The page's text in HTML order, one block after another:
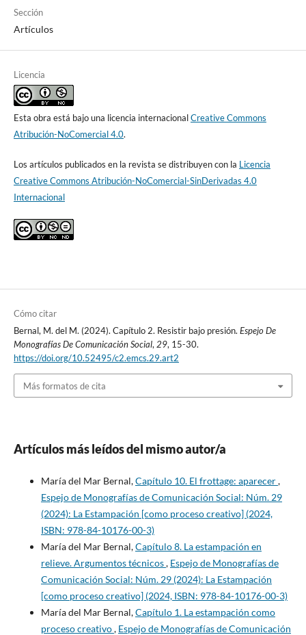
Sección
Artículos
Licencia
Esta obra está bajo una licencia internacionalCreative Commons
Atribución-NoComercial 4.0.
Los artículos publicados en la revista se distribuyen con la Licencia
Creative Commons Atribución-NoComercial-SinDerivadas 4.0
Internacional
Cómo citar
Bernal, M. del M. (2024). Capítulo 2. Resistir bajo presión. Espejo De
Monografías De Comunicación Social,29, 15-30.
https://doi.org/10.52495/c2.emcs.29.art2
Más formatos de cita
Artículos más leídos del mismo autor/a
María del Mar Bernal,Capítulo 10. El frottage: aparecer,
Espejo de Monografías de Comunicación Social: Núm. 29
(2024): La Estampación [como proceso creativo] (2024,
ISBN: 978-84-10176-00-3)
María del Mar Bernal,Capítulo 8. La estampación en
relieve. Argumentos técnicos, Espejo de Monografías de
Comunicación Social: Núm. 29 (2024): La Estampación
[como proceso creativo] (2024, ISBN: 978-84-10176-00-3)
María del Mar Bernal,Capítulo 1. La estampación como
proceso creativo, Espejo de Monografías de Comunicación